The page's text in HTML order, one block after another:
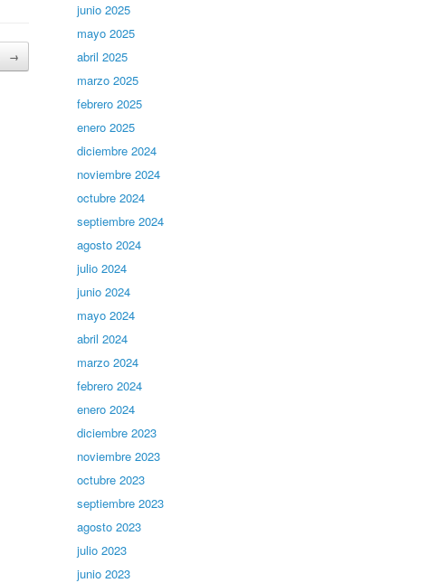
→
junio 2025
mayo 2025
abril 2025
marzo 2025
febrero 2025
enero 2025
diciembre 2024
noviembre 2024
octubre 2024
septiembre 2024
agosto 2024
julio 2024
junio 2024
mayo 2024
abril 2024
marzo 2024
febrero 2024
enero 2024
diciembre 2023
noviembre 2023
octubre 2023
septiembre 2023
agosto 2023
julio 2023
junio 2023